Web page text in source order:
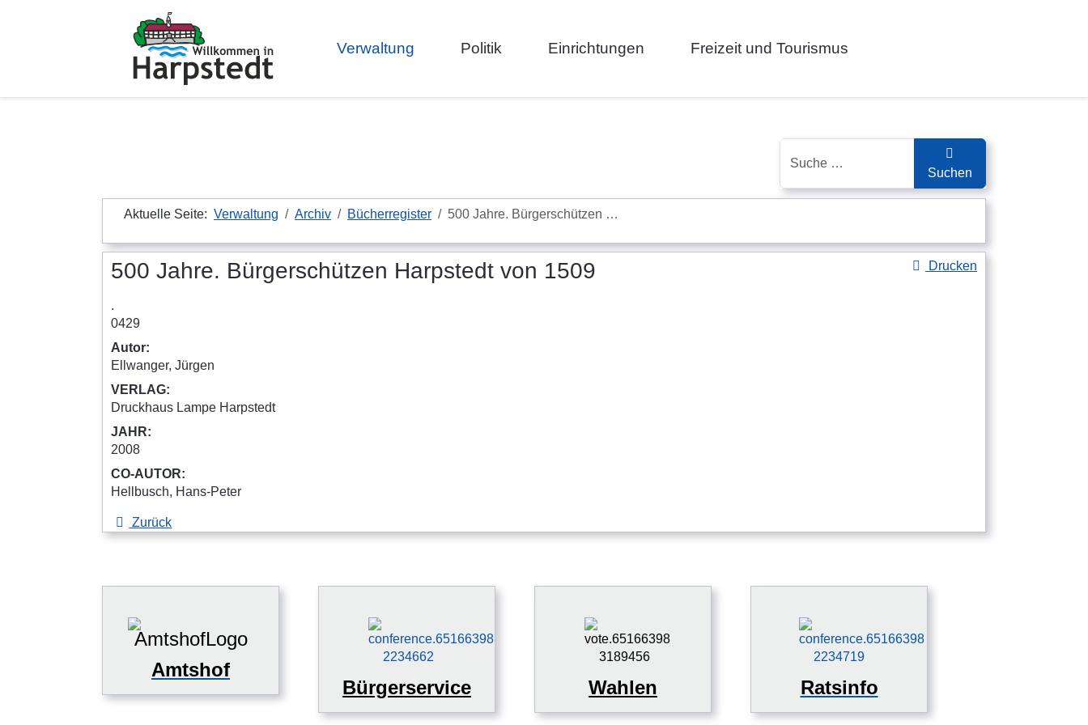
Verwaltung Politik Einrichtungen Freizeit und Tourismus
Suchen
Aktuelle Seite: Verwaltung Archiv Bücherregister 500 Jahre. Bürgerschützen …
Drucken
500 Jahre. Bürgerschützen Harpstedt von 1509
.
0429
Autor:
Ellwanger, Jürgen
VERLAG:
Druckhaus Lampe Harpstedt
JAHR:
2008
CO-AUTOR:
Hellbusch, Hans-Peter
Zurück
Amtshof
Bürgerservice
Wahlen Ratsinfo